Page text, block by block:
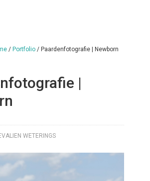
/ Portfolio / Paardenfotografie | Newborn
|
WETERINGS